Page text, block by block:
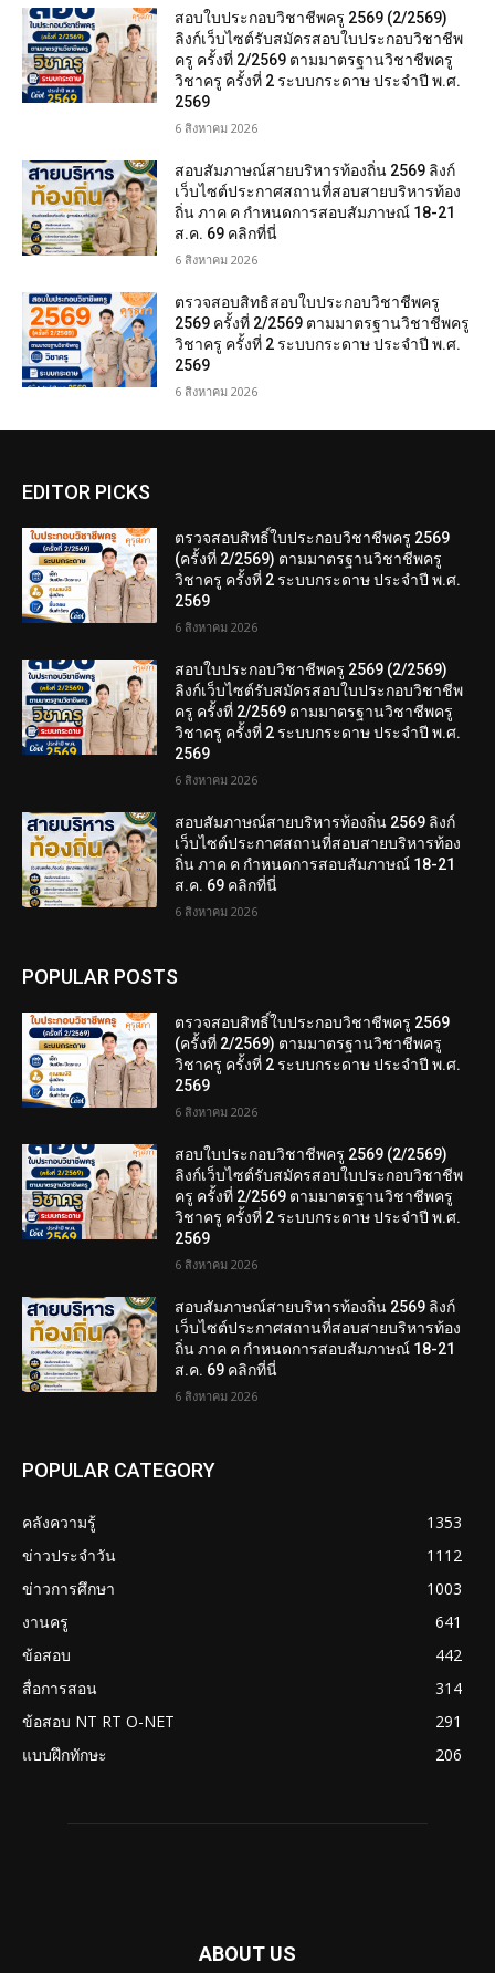
สอบใบประกอบวิชาชีพครู 2569 (2/2569)
ลิงก์เว็บไซต์รับสมัครสอบใบประกอบวิชาชีพ
ครู ครั้งที่ 2/2569 ตามมาตรฐานวิชาชีพครู
วิชาครู ครั้งที่ 2 ระบบกระดาษ ประจำปี พ.ศ.
2569
6 สิงหาคม 2026
สอบสัมภาษณ์สายบริหารท้องถิ่น 2569 ลิงก์
เว็บไซต์ประกาศสถานที่สอบสายบริหารท้อง
ถิ่น ภาค ค กำหนดการสอบสัมภาษณ์ 18-21
ส.ค. 69 คลิกที่นี่
6 สิงหาคม 2026
ตรวจสอบสิทธิสอบใบประกอบวิชาชีพครู
2569 ครั้งที่ 2/2569 ตามมาตรฐานวิชาชีพครู
วิชาครู ครั้งที่ 2 ระบบกระดาษ ประจำปี พ.ศ.
2569
6 สิงหาคม 2026
EDITOR PICKS
ตรวจสอบสิทธิ์ใบประกอบวิชาชีพครู 2569
(ครั้งที่ 2/2569) ตามมาตรฐานวิชาชีพครู
วิชาครู ครั้งที่ 2 ระบบกระดาษ ประจำปี พ.ศ.
2569
6 สิงหาคม 2026
สอบใบประกอบวิชาชีพครู 2569 (2/2569)
ลิงก์เว็บไซต์รับสมัครสอบใบประกอบวิชาชีพ
ครู ครั้งที่ 2/2569 ตามมาตรฐานวิชาชีพครู
วิชาครู ครั้งที่ 2 ระบบกระดาษ ประจำปี พ.ศ.
2569
6 สิงหาคม 2026
สอบสัมภาษณ์สายบริหารท้องถิ่น 2569 ลิงก์
เว็บไซต์ประกาศสถานที่สอบสายบริหารท้อง
ถิ่น ภาค ค กำหนดการสอบสัมภาษณ์ 18-21
ส.ค. 69 คลิกที่นี่
6 สิงหาคม 2026
POPULAR POSTS
ตรวจสอบสิทธิ์ใบประกอบวิชาชีพครู 2569
(ครั้งที่ 2/2569) ตามมาตรฐานวิชาชีพครู
วิชาครู ครั้งที่ 2 ระบบกระดาษ ประจำปี พ.ศ.
2569
6 สิงหาคม 2026
สอบใบประกอบวิชาชีพครู 2569 (2/2569)
ลิงก์เว็บไซต์รับสมัครสอบใบประกอบวิชาชีพ
ครู ครั้งที่ 2/2569 ตามมาตรฐานวิชาชีพครู
วิชาครู ครั้งที่ 2 ระบบกระดาษ ประจำปี พ.ศ.
2569
6 สิงหาคม 2026
สอบสัมภาษณ์สายบริหารท้องถิ่น 2569 ลิงก์
เว็บไซต์ประกาศสถานที่สอบสายบริหารท้อง
ถิ่น ภาค ค กำหนดการสอบสัมภาษณ์ 18-21
ส.ค. 69 คลิกที่นี่
6 สิงหาคม 2026
POPULAR CATEGORY
คลังความรู้
1353
ข่าวประจำวัน
1112
ข่าวการศึกษา
1003
งานครู
641
ข้อสอบ
442
สื่อการสอน
314
ข้อสอบ NT RT O-NET
291
แบบฝึกทักษะ
206
ABOUT US